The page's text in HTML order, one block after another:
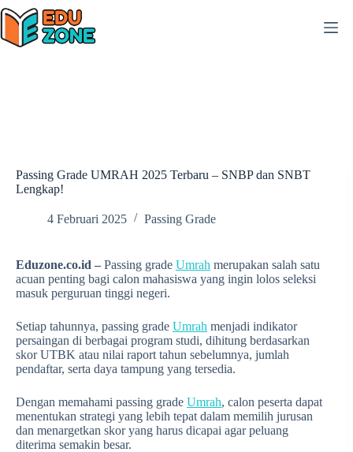
Skip
to
content
Passing Grade UMRAH 2025 Terbaru – SNBP dan SNBT
Lengkap!
4 Februari 2025 Passing Grade
Eduzone.co.id – Passing grade Umrah merupakan salah satu
acuan penting bagi calon mahasiswa yang ingin lolos seleksi
masuk perguruan tinggi negeri.
Setiap tahunnya, passing grade Umrah menjadi indikator
persaingan di berbagai program studi, dihitung berdasarkan
skor UTBK atau nilai raport tahun sebelumnya, jumlah
pendaftar, serta daya tampung yang tersedia.
Dengan memahami passing grade Umrah, calon peserta dapat
menentukan strategi yang lebih tepat dalam memilih jurusan
dan menargetkan skor yang harus dicapai agar peluang
diterima semakin besar.